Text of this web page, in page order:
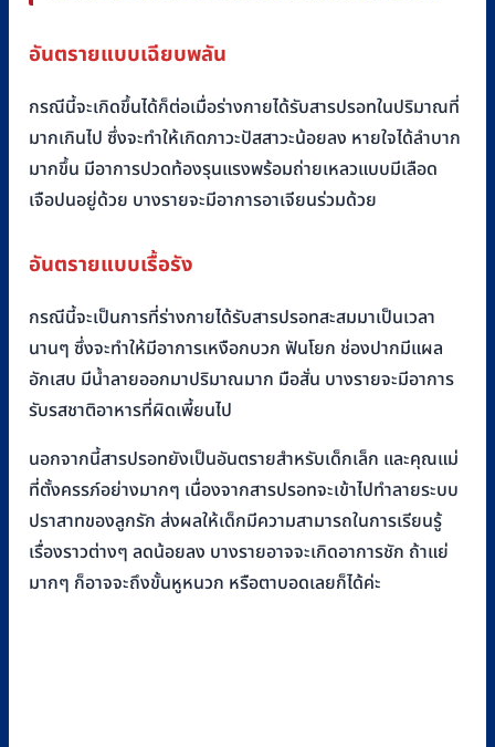
อันตรายแบบเฉียบพลัน
กรณีนี้จะเกิดขึ้นได้ก็ต่อเมื่อร่างกายได้รับสารปรอทในปริมาณที่
มากเกินไป ซึ่งจะทำให้เกิดภาวะปัสสาวะน้อยลง หายใจได้ลำบาก
มากขึ้น มีอาการปวดท้องรุนแรงพร้อมถ่ายเหลวแบบมีเลือด
เจือปนอยู่ด้วย บางรายจะมีอาการอาเจียนร่วมด้วย
อันตรายแบบเรื้อรัง
กรณีนี้จะเป็นการที่ร่างกายได้รับสารปรอทสะสมมาเป็นเวลา
นานๆ ซึ่งจะทำให้มีอาการเหงือกบวก ฟันโยก ช่องปากมีแผล
อักเสบ มีน้ำลายออกมาปริมาณมาก มือสั่น บางรายจะมีอาการ
รับรสชาติอาหารที่ผิดเพี้ยนไป
นอกจากนี้สารปรอทยังเป็นอันตรายสำหรับเด็กเล็ก และคุณแม่
ที่ตั้งครรภ์อย่างมากๆ เนื่องจากสารปรอทจะเข้าไปทำลายระบบ
ปราสาทของลูกรัก ส่งผลให้เด็กมีความสามารถในการเรียนรู้
เรื่องราวต่างๆ ลดน้อยลง บางรายอาจจะเกิดอาการชัก ถ้าแย่
มากๆ ก็อาจจะถึงขั้นหูหนวก หรือตาบอดเลยก็ได้ค่ะ